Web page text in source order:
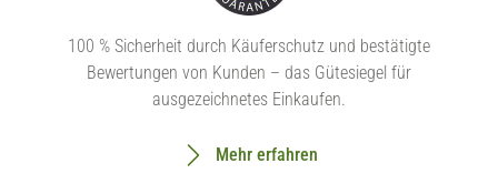
100 % Sicherheit durch Käuferschutz und bestätigte
Bewertungen von Kunden – das Gütesiegel für
ausgezeichnetes Einkaufen.
Mehr erfahren